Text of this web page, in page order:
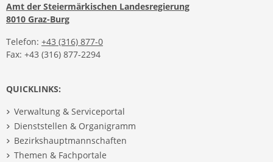
Amt der Steiermärkischen Landesregierung
8010 Graz-Burg
Telefon: +43 (316) 877-0
Fax: +43 (316) 877-2294
QUICKLINKS:
Verwaltung & Serviceportal
Dienststellen & Organigramm
Bezirkshauptmannschaften
Themen & Fachportale